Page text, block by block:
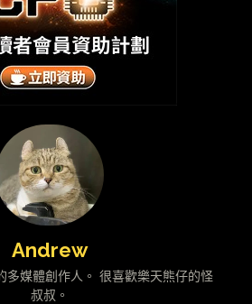
Andrew
多媒體創作人。 很喜歡樂天熊仔的怪
叔叔。